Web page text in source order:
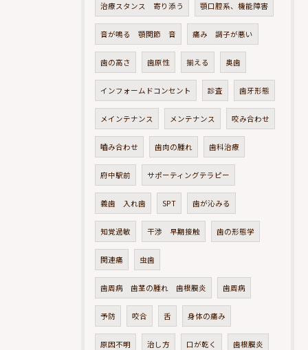
治療スタンス 寄り添う 顎口腔系、機能障害
音が鳴る 顎関節 音 痛み 調子が悪い
歯の高さ 歯原性 揃える 奥歯
インフォームドコンセント 診査 歯牙形態
メインテナンス メンテナンス 咬み合わせ
嚙み合わせ 歯肉の腫れ 歯科治療
府中駅前 サポーティングテラピー
義歯 入れ歯 SPT 歯が沁みる
知覚過敏 干渉 早期接触 歯の形態学
関連痛 虫歯
歯周病 歯茎の腫れ 歯根膜炎 歯周病
予防 咬合 舌 身体の痛み
原因不明 治し方 口が乾く 歯根膜炎